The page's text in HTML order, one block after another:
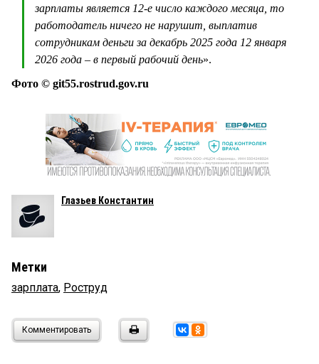
зарплаты является 12-е число каждого месяца, то
работодатель ничего не нарушит, выплатив
сотрудникам деньги за декабрь 2025 года 12 января
2026 года – в первый рабочий день».
Фото © git55.rostrud.gov.ru
Глазьев Константин
Метки
зарплата, Роструд
Комментировать